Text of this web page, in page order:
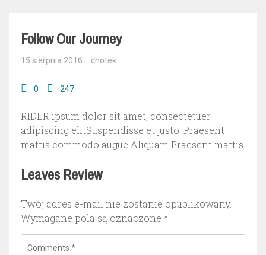
Follow Our Journey
15 sierpnia 2016 chotek
0 247
RIDER ipsum dolor sit amet, consectetuer
adipiscing elitSuspendisse et justo. Praesent
mattis commodo augue Aliquam Praesent mattis.
Leaves Review
Twój adres e-mail nie zostanie opublikowany.
Wymagane pola są oznaczone *